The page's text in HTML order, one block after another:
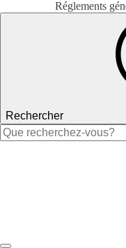
Réglements
Rechercher
Rechercher :